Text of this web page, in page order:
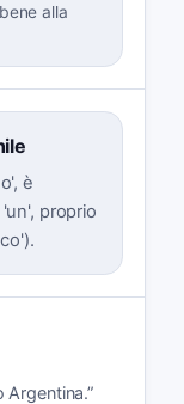
alla
è
proprio
Argentina.”